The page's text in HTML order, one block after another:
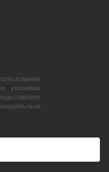
указания